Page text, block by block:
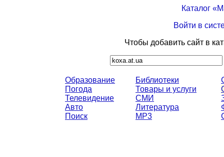
Каталог
Войти в
Чтобы добавить сайт в
Образование
Погода
Телевидение
Авто
Поиск
Библиотеки
Товары и услуги
СМИ
Литература
MP3